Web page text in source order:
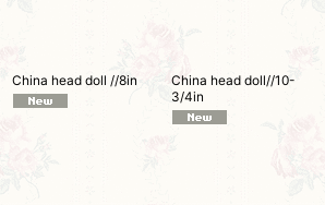
China head doll //8in
China head doll//10-
3/4in